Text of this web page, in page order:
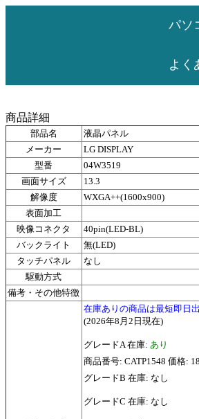
パソ
よく
商品詳細
部品名
液晶パネル
メーカー
LG DISPLAY
型番
04W3519
画面サイズ
13.3
解像度
WXGA++(1600x900)
表面加工
映像コネクタ
40pin(LED-BL)
バックライト
無(LED)
タッチパネル
なし
駆動方式
備考・その他特徴
在庫ありの商品は最短即日
(2026年8月2日現在)
グレードA 在庫: あり
商品番号: CATP1548 価格:
グレードB 在庫: なし
グレードC 在庫: なし